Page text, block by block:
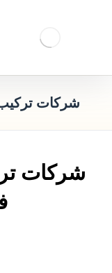
شركات
شركات